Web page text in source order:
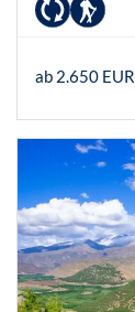
ab 2.650 EUR